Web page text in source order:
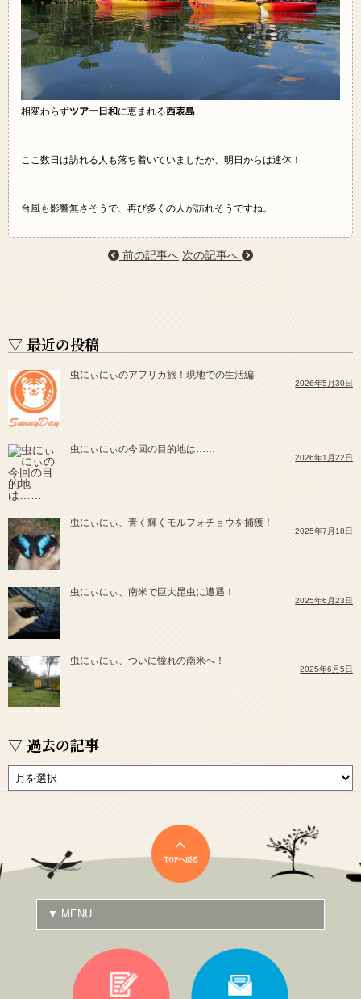
相変わらずツアー日和に恵まれる西表島
ここ数日は訪れる人も落ち着いていましたが、明日からは連休！
台風も影響無さそうで、再び多くの人が訪れそうですね。
前の記事へ 次の記事へ
▽ 最近の投稿
虫にぃにぃのアフリカ旅！現地での生活編
2026年5月30日
虫にぃにぃの今回の目的地は……
2026年1月22日
虫にぃにぃ、青く輝くモルフォチョウを捕獲！
2025年7月18日
虫にぃにぃ、南米で巨大昆虫に遭遇！
2025年6月23日
虫にぃにぃ、ついに憧れの南米へ！
2025年6月5日
▽ 過去の記事